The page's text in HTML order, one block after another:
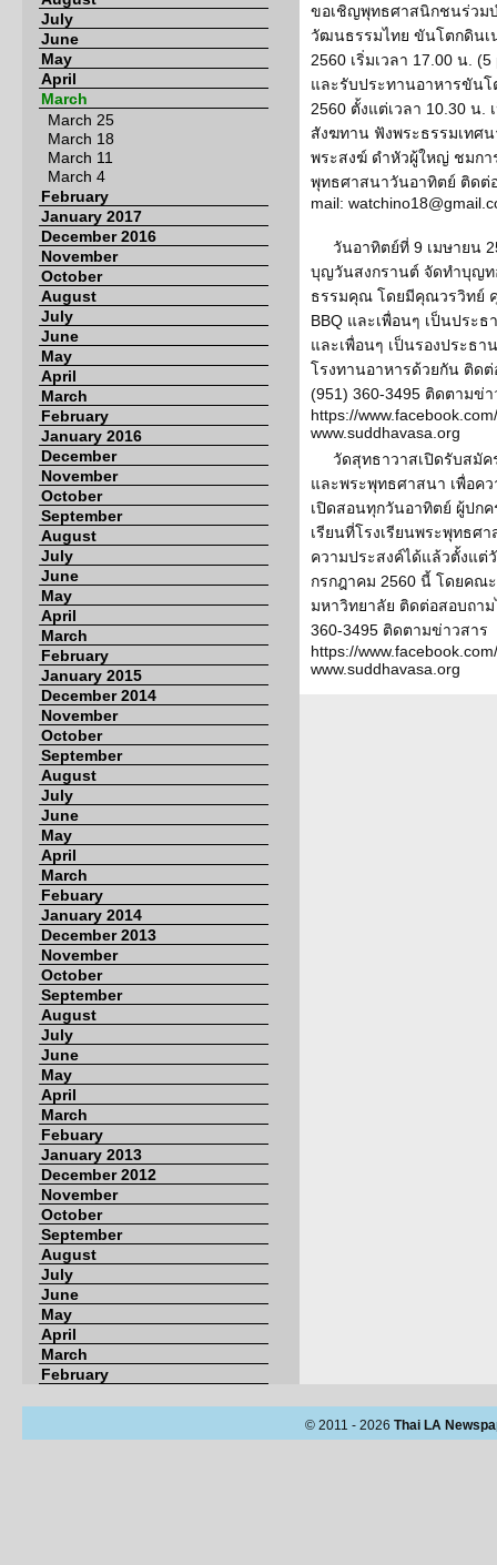
July
June
May
April
March
March 25
March 18
March 11
March 4
February
January 2017
December 2016
November
October
August
July
June
May
April
March
February
January 2016
December
November
October
September
August
July
June
May
April
March
February
January 2015
December 2014
November
October
September
August
July
June
May
April
March
Febuary
January 2014
December 2013
November
October
September
August
July
June
May
April
March
Febuary
January 2013
December 2012
November
October
September
August
July
June
May
April
March
February
ขอเชิญพุทธศาสนิกชนร่วม
วัฒนธรรมไทย ขันโตกดินเ
2560 เริ่มเวลา 17.00 น.
และรับประทานอาหารขันโ
2560 ตั้งแต่เวลา 10.30 น
สังฆทาน ฟังพระธรรมเทศ
พระสงฆ์ ดำหัวผู้ใหญ่ ชมกา
พุทธศาสนาวันอาทิตย์ ติดต่
mail:
วันอาทิตย์ที่ 9 เมษายน
บุญวันสงกรานต์ จัดทำบุญท
ธรรมคุณ โดยมีคุณวรวิทย์
BBQ และเพื่อนๆ เป็นปร
และเพื่อนๆ เป็นรองประธ
โรงทานอาหารด้วยกัน ติด
(951) 360-3495 ติดตามข่า
https://
www.suddhavasa.org
วัดสุทธาวาสเปิดรับสมัค
และพระพุทธศาสนา เพื่อค
เปิดสอนทุกวันอาทิตย์ ผู้ปก
เรียนที่โรงเรียนพระพุทธศ
ความประสงค์ได้แล้วตั้งแต่
กรกฎาคม 2560 นี้ โดยคณ
มหาวิทยาลัย ติดต่อสอบถาม
360-3495 ติดตามข่าวสาร
https://
www.suddhavasa.org
© 2011 - 2026 Thai LA